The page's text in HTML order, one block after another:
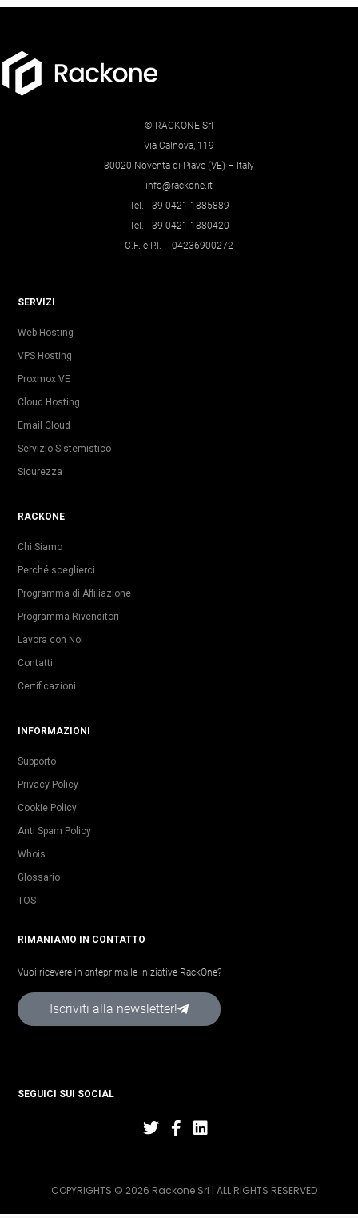
© RACKONE Srl
Via Calnova, 119
30020 Noventa di Piave (VE) – Italy
info@rackone.it
Tel. +39 0421 1885889
Tel. +39 0421 1880420
C.F. e P.I. IT04236900272
SERVIZI
Web Hosting
VPS Hosting
Proxmox VE
Cloud Hosting
Email Cloud
Servizio Sistemistico
Sicurezza
RACKONE
Chi Siamo
Perché sceglierci
Programma di Affiliazione
Programma Rivenditori
Lavora con Noi
Contatti
Certificazioni
INFORMAZIONI
Supporto
Privacy Policy
Cookie Policy
Anti Spam Policy
Whois
Glossario
TOS
RIMANIAMO IN CONTATTO
Vuoi ricevere in anteprima le iniziative RackOne?
Iscriviti alla newsletter!
SEGUICI SUI SOCIAL
COPYRIGHTS © 2026 Rackone Srl | ALL RIGHTS RESERVED